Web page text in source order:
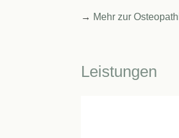
→ Mehr zur
Leistungen